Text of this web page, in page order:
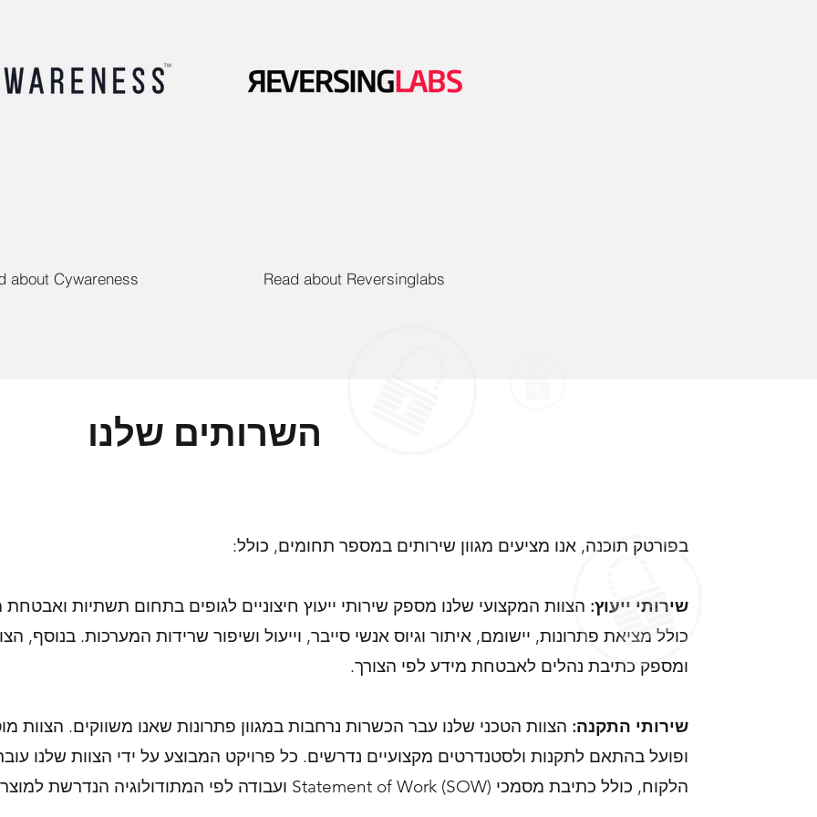
about Cywareness Read about Reversinglabs
השרותים שלנו
בפורטק תוכנה, אנו מציעים מגוון שירותים במספר תחומים, כולל:
שירותי ייעוץ: הצוות המקצועי שלנו מספק שירותי ייעוץ חיצוניים לגופים בתחום תשתיות ואבטחת
כולל מציאת פתרונות, יישומם, איתור וגיוס אנשי סייבר, וייעול ושיפור שרידות המערכות. בנוסף,
ומספק כתיבת נהלים לאבטחת מידע לפי הצורך.
שירותי התקנה: הצוות הטכני שלנו עבר הכשרות נרחבות במגוון פתרונות שאנו משווקים. הצוות
ופועל בהתאם לתקנות ולסטנדרטים מקצועיים נדרשים. כל פרויקט המבוצע על ידי הצוות שלנו
הלקוח, כולל כתיבת מסמכי Statement of Work (SOW) ועבודה לפי המתודולוגיה הנדרשת למוצרים.